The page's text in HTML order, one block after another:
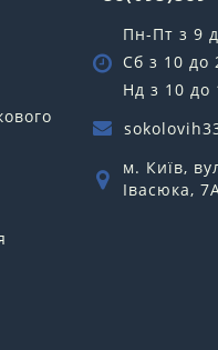
Пн-Пт з 9
Сб з 10 до
Нд з 10 до
м. Київ,
Івасюка,